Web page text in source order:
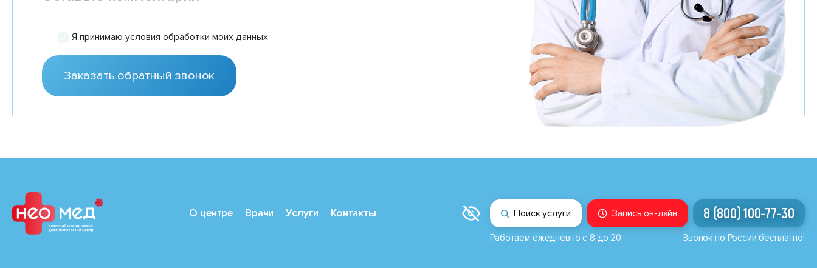
Я принимаю условия обработки моих данных
О центре Врачи Услуги Контакты Поиск услуги Запись он-лайн
Работаем ежедневно с 8 до 20
8 (800) 100-77-30
Звонок по России бесплатно!